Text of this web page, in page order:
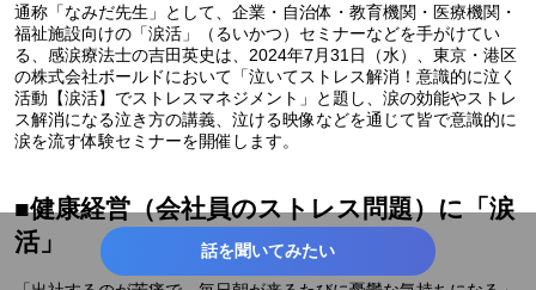
通称「なみだ先生」として、企業・自治体・教育機関・医療機関・
福祉施設向けの「涙活」（るいかつ）セミナーなどを手がけてい
る、感涙療法士の吉田英史は、2024年7月31日（水）、東京・港区
の株式会社ボールドにおいて「泣いてストレス解消！意識的に泣く
活動【涙活】でストレスマネジメント」と題し、涙の効能やストレ
ス解消になる泣き方の講義、泣ける映像などを通じて皆で意識的に
涙を流す体験セミナーを開催します。
■健康経営（会社員のストレス問題）に「涙
活」
話を聞いてみたい